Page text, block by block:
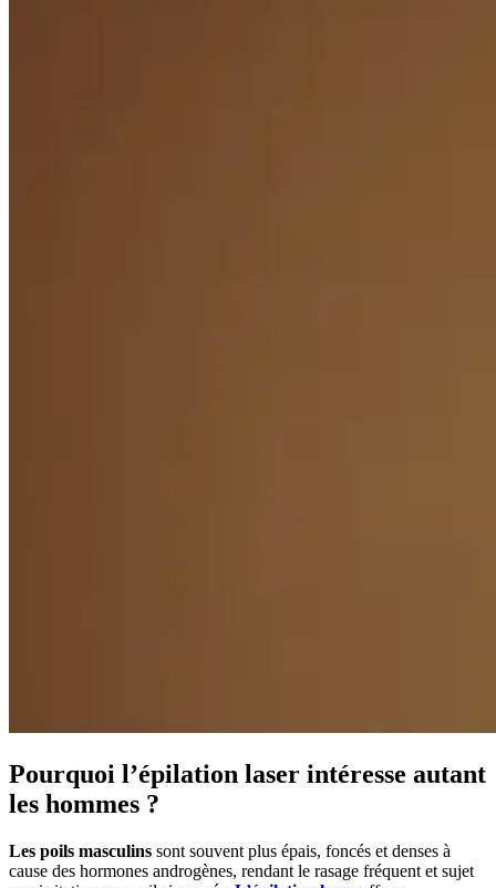
Pourquoi l’épilation laser intéresse autant
les hommes ?
Les poils masculins sont souvent plus épais, foncés et denses à
cause des hormones androgènes, rendant le rasage fréquent et sujet